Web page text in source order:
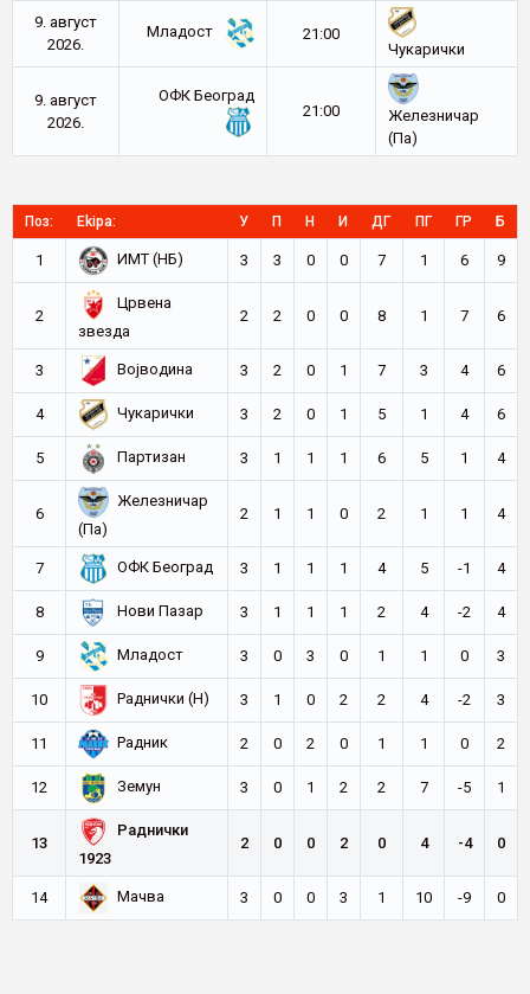
9. август
2026.
Младост
21:00
Чукарички
9. август
2026.
ОФК Београд
21:00
Железничар
(Па)
Поз: Ekipa: У П Н И ДГ ПГ ГР Б
1 ИМТ (НБ) 3 3 0 0 7 1 6 9
2
Црвена
звезда
2 2 0 0 8 1 7 6
3 Војводина 3 2 0 1 7 3 4 6
4 Чукарички 3 2 0 1 5 1 4 6
5 Партизан 3 1 1 1 6 5 1 4
6
Железничар
(Па)
2 1 1 0 2 1 1 4
7 ОФК Београд 3 1 1 1 4 5 -1 4
8 Нови Пазар 3 1 1 1 2 4 -2 4
9 Младост 3 0 3 0 1 1 0 3
10 Раднички (Н) 3 1 0 2 2 4 -2 3
11 Радник 2 0 2 0 1 1 0 2
12 Земун 3 0 1 2 2 7 -5 1
13
Раднички
1923
2 0 0 2 0 4 -4 0
14 Мачва 3 0 0 3 1 10 -9 0